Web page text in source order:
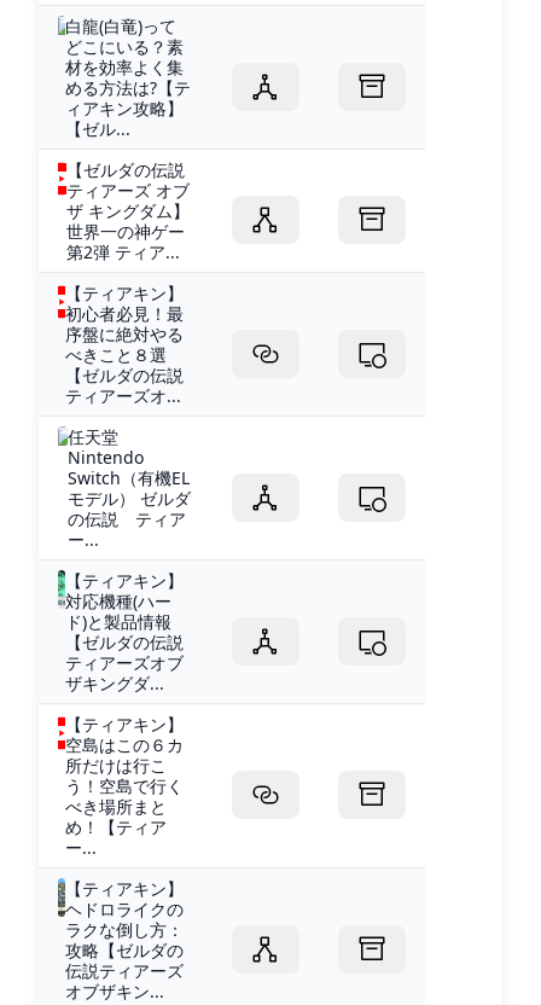
白龍(白竜)って
どこにいる？素
材を効率よく集
める方法は?【テ
ィアキン攻略】
【ゼル...
【ゼルダの伝説
ティアーズ オブ
ザ キングダム】
世界一の神ゲー
第2弾 ティア...
【ティアキン】
初心者必見！最
序盤に絶対やる
べきこと８選
【ゼルダの伝説
ティアーズオ...
任天堂
Nintendo
Switch（有機EL
モデル） ゼルダ
の伝説 ティア
ー...
【ティアキン】
対応機種(ハー
ド)と製品情報
【ゼルダの伝説
ティアーズオブ
ザキングダ...
【ティアキン】
空島はこの６カ
所だけは行こ
う！空島で行く
べき場所まと
め！【ティア
ー...
【ティアキン】
ヘドロライクの
ラクな倒し方：
攻略【ゼルダの
伝説ティアーズ
オブザキン...